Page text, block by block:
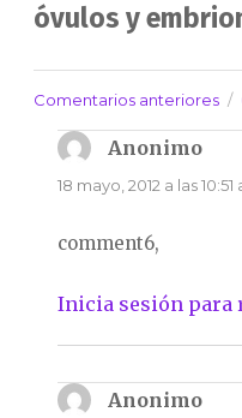
óvulos y
Navegación
de
comentarios
Comentarios anteriores
Anonimodice:
18 mayo, 2012 a las 10:51
comment6,
Inicia sesión para
Anonimodice: